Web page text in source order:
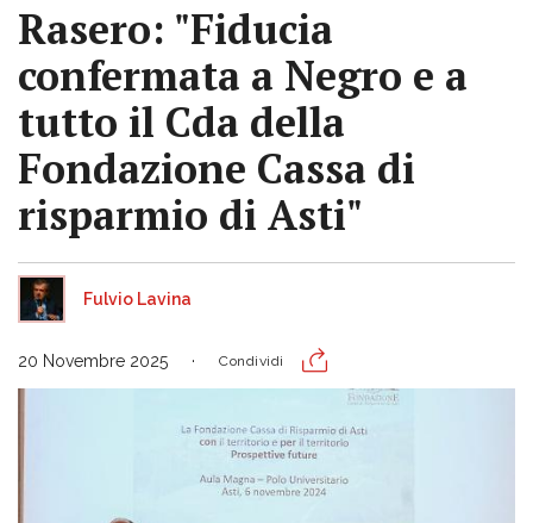
Rasero: "Fiducia
confermata a Negro e a
tutto il Cda della
Fondazione Cassa di
risparmio di Asti"
Fulvio Lavina
20 Novembre 2025 Condividi